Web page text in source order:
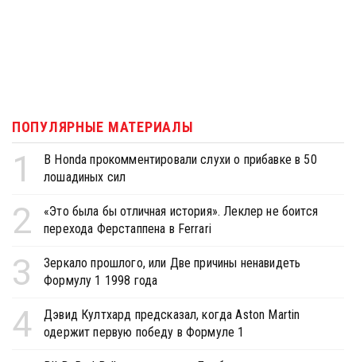
ПОПУЛЯРНЫЕ МАТЕРИАЛЫ
1
В Honda прокомментировали слухи о прибавке в 50
лошадиных сил
2
«Это была бы отличная история». Леклер не боится
перехода Ферстаппена в Ferrari
3
Зеркало прошлого, или Две причины ненавидеть
Формулу 1 1998 года
4
Дэвид Култхард предсказал, когда Aston Martin
одержит первую победу в Формуле 1